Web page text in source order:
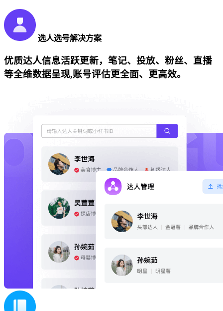
选人选号解决方案
优质达人信息活跃更新，笔记、投放、粉丝、直播
等全维数据呈现,账号评估更全面、更高效。